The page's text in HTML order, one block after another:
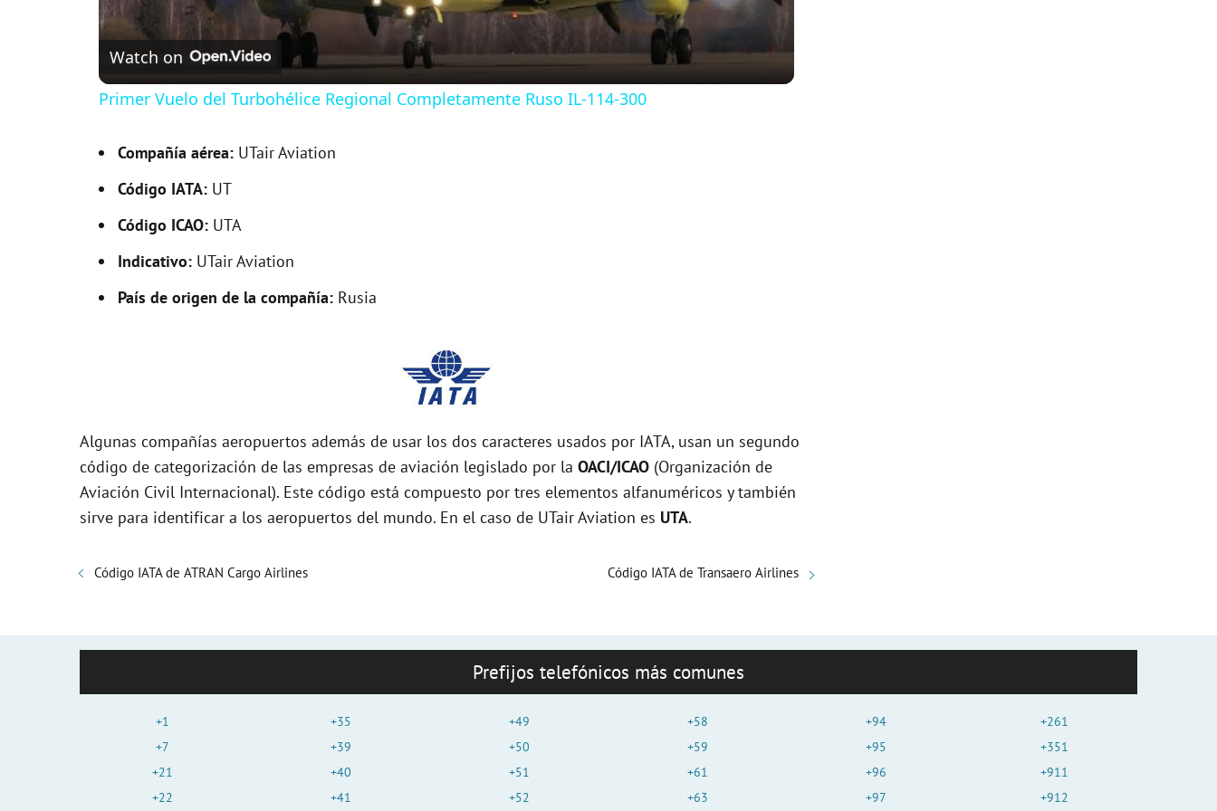
a
y
o
Watch on
Primer Vuelo del Turbohélice Regional Completamente Ruso IL-114-300
Compañía aérea: UTair Aviation
Código IATA: UT
Código ICAO: UTA
Indicativo: UTair Aviation
País de origen de la compañía: Rusia
Algunas compañías aeropuertos además de usar los dos caracteres usados por IATA, usan un segundo
código de categorización de las empresas de aviación legislado por la OACI/ICAO (Organización de
Aviación Civil Internacional). Este código está compuesto por tres elementos alfanuméricos y también
sirve para identificar a los aeropuertos del mundo. En el caso de UTair Aviation es UTA.
Código IATA de ATRAN Cargo Airlines Código IATA de Transaero Airlines
Prefijos telefónicos más comunes
+1
+7
+21
+22
+35
+39
+40
+41
+49
+50
+51
+52
+58
+59
+61
+63
+94
+95
+96
+97
+261
+351
+911
+912